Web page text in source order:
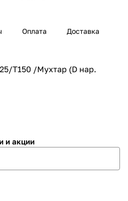
Оплата Доставка
Т150 /Мухтар (D нар.
и акции